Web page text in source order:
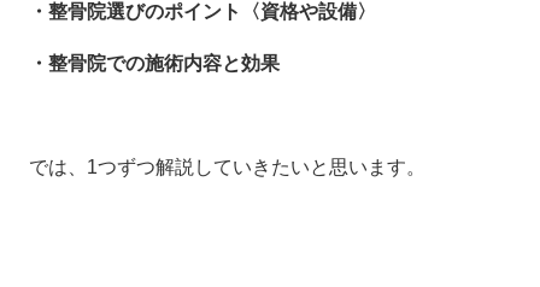
・整骨院選びのポイント〈資格や設備〉
・整骨院での施術内容と効果
では、1つずつ解説していきたいと思います。